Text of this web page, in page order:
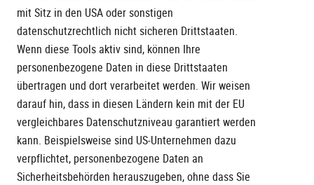
mit Sitz in den USA oder sonstigen
datenschutzrechtlich nicht sicheren Drittstaaten.
Wenn diese Tools aktiv sind, können Ihre
personenbezogene Daten in diese Drittstaaten
übertragen und dort verarbeitet werden. Wir weisen
darauf hin, dass in diesen Ländern kein mit der EU
vergleichbares Datenschutzniveau garantiert werden
kann. Beispielsweise sind US-Unternehmen dazu
verpflichtet, personenbezogene Daten an
Sicherheitsbehörden herauszugeben, ohne dass Sie